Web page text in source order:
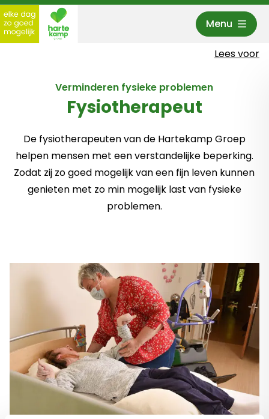
Menu
Lees voor
Fysiotherapeut
Verminderen fysieke problemen
De fysiotherapeuten van de Hartekamp Groep
helpen mensen met een verstandelijke beperking.
Zodat zij zo goed mogelijk van een fijn leven kunnen
genieten met zo min mogelijk last van fysieke
problemen.